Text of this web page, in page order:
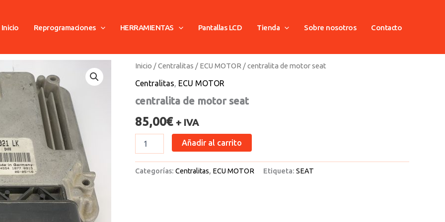
Inicio Reprogramaciones HERRAMIENTAS Pantallas LCD Tienda Sobre nosotros Contacto
Inicio /Centralitas / ECU MOTOR / centralita de motor seat
Centralitas, ECU MOTOR
centralita de motor seat
85,00€ + IVA
centralita
motor
cantidad
Añadir al carrito
Categorías: Centralitas, ECU MOTOR Etiqueta: SEAT